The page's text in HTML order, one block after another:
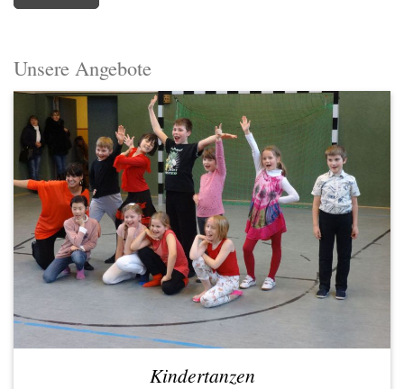
Unsere Angebote
Kindertanzen